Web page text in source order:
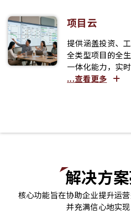
项目云
提供涵盖投资、
全类型项目的全
一体化能力，实
...查看更多
解决方
核心功能旨在协助企业提升运营
并充满信心地实现